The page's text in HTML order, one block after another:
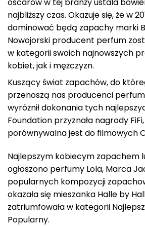
oscarów w tej branży ustala
najbliższy czas. Okazuje się, że w
dominować będą zapachy marki
Nowojorski producent perfum
w kategorii swoich najnowszych
kobiet, jak i mężczyzn.
Kuszący świat zapachów, do
przenoszą nas producenci
wyróżnił dokonania tych
Foundation przyznała nagrody
porównywalna jest do filmowych
Najlepszym kobiecym zapachem
ogłoszono perfumy Lola, Marca
popularnych kompozycji
okazała się mieszanka Halle by
zatriumfowała w kategorii
Popularny.